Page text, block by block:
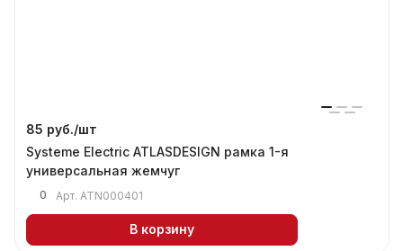
85 руб./шт
Systeme Electric ATLASDESIGN рамка 1-я
универсальная жемчуг
0 Арт. ATN000401
В корзину